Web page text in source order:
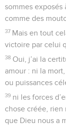
sommes
comme des
37 Mais en tout
victoire par celui
38 Oui, j’ai la
amour : ni la
ou puissances
39 ni les forces
chose créée, rien
que Dieu nous a